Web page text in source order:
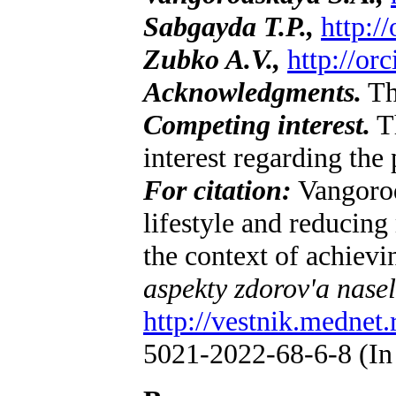
Sabgayda T.P., http://
Zubko A.V., http://
Acknowledgments.
Competing interest.
interest regarding
For citation:
lifestyle and
the context of
aspekty zdorov'a
http://
5021-2022-68-6-8